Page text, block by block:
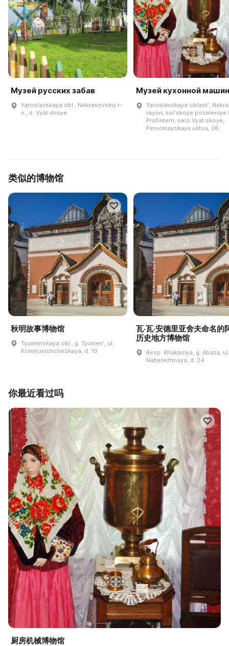
Музей русских забав
Yaroslavskaya obl., Nekrasovskiy r-
n., s. Vyat·skoye
Музей кухонной
Yaroslavskaya oblastʹ,
rayon, selʹskoye poseleniye
Profintern, selo Vyat·skoye,
Pervomayskaya ulitsa, 26
类似的博物馆
秋明故事博物馆
Tyumenskaya obl., g. Tyumenʹ, ul.
Kommunisticheskaya, d. 10
瓦·瓦·安德里亚舍夫命名的
历史地方博物馆
Resp. Khakasiya, g. Abaza, ul.
Naberezhnaya, d. 24
你最近看过吗
厨房机械博物馆